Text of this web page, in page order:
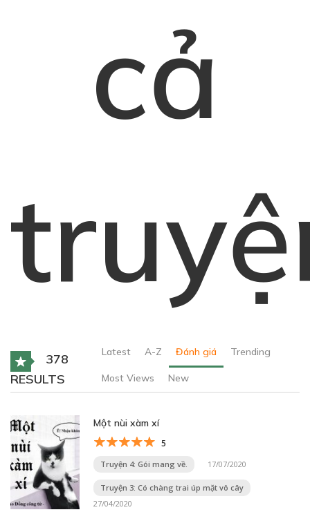
cả
378
RESULTS
Latest A-Z Đánh giá Trending
Most Views New
Một nùi xàm xí
5
Truyện 4: Gói mang về. 17/07/2020
Truyện 3: Có chàng trai úp mặt vô cây
27/04/2020